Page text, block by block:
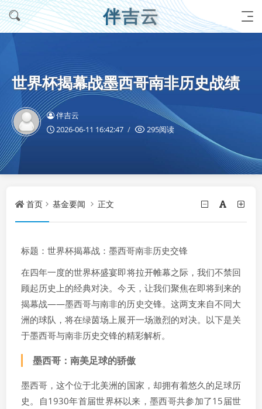
伴吉云
世界杯揭幕战墨西哥南非历史战绩
伴吉云
2026-06-11 16:42:47
295阅读
首页 基金要闻 正文
标题：世界杯揭幕战：墨西哥南非历史交锋
在四年一度的世界杯盛宴即将拉开帷幕之际，我们不禁回
顾起历史上的经典对决。今天，让我们聚焦在即将到来的
揭幕战——墨西哥与南非的历史交锋。这两支来自不同大
洲的球队，将在绿茵场上展开一场激烈的对决。以下是关
于墨西哥与南非历史交锋的精彩解析。
墨西哥：南美足球的骄傲
墨西哥，这个位于北美洲的国家，却拥有着悠久的足球历
史。自1930年首届世界杯以来，墨西哥共参加了15届世